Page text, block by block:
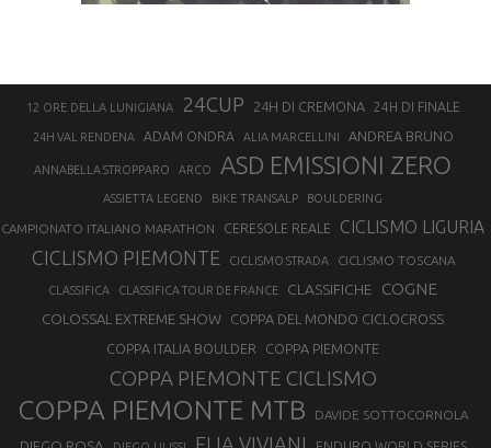
12 ORE DELLA LUNIGIANA 24CUP 24H DI CREMONA 24H DI FINALE
24H VAL RENDENA ADAM ONDRA ALIA MARCELLINI ANDREA BRUNO
ANNABELLA STROPPARO ARCO ASD EMISSIONI ZERO
ASSIETTA LEGEND BIKE TRANSALP BOULDERING
CAMPIONATO ITALIANO MARATHON CERESOLE REALE CICLISMO LIGURIA
CICLISMO PIEMONTE CICLISMO STRADA CICLISMO TOSCANA
CLASSIFICA CLASSIFICA TOUR DE FRANCE CLASSIFICHE COGNE
COLOSSAL EXTREME SHOW
COPPA DEL MONDO CICLOCROSS
COPPA ITALIA BOULDER
COPPA PIEMONTE
COPPA PIEMONTE CICLISMO
COPPA PIEMONTE MTB DAVIDE SOTTOCORNOLA
ELIA VIVIANI